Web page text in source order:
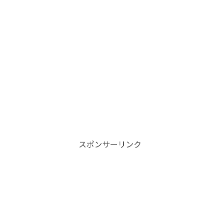
スポンサーリンク